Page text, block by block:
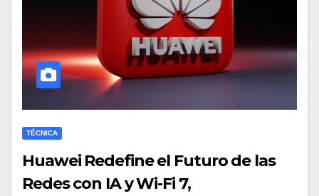
TÉCNICA
Huawei Redefine el Futuro de las
Redes con IA y Wi-Fi 7,